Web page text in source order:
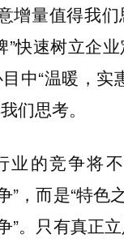
增量值得我
”快速树立企业
中“温暖，实
们思考。
业的竞争将
”，而是“特色
”。只有真正